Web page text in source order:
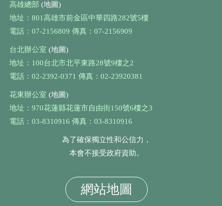
高雄總部 (地圖)
地址：801高雄市前金區中華四路282號5樓
電話：07-2156809 傳真：07-2156909
台北辦公室 (地圖)
地址：100台北市北平東路28號9樓之2
電話：02-2392-0371 傳真：02-23920381
花東辦公室 (地圖)
地址：970花蓮縣花蓮市自由街150號6樓之3
電話：03-8310916 傳真：03-8310916
為了確保獨立性和公信力，
本會不接受政府資助。
網站地圖